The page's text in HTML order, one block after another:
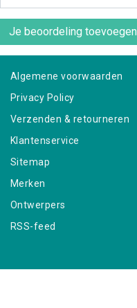
Je beoordeling toevoegen
Algemene voorwaarden
Privacy Policy
Verzenden & retourneren
Klantenservice
Sitemap
Merken
Ontwerpers
RSS-feed